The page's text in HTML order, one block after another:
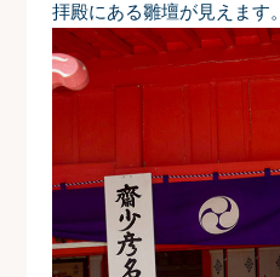
拝殿にある雛壇が見えます。